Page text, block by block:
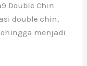
Double Chin
double chin,
menjadi